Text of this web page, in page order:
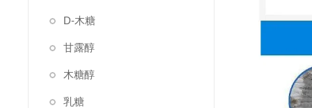
D-木糖
甘露醇
木糖醇
乳糖